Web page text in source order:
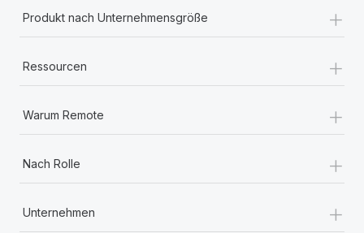
Produkt nach Unternehmensgröße +
Ressourcen +
Warum Remote +
Nach Rolle +
Unternehmen +